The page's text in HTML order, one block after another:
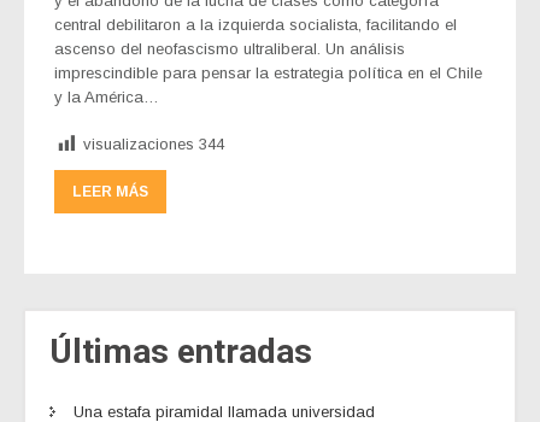
central debilitaron a la izquierda socialista, facilitando el
ascenso del neofascismo ultraliberal. Un análisis
imprescindible para pensar la estrategia política en el Chile
y la América…
visualizaciones 344
LEER MÁS
Últimas entradas
Una estafa piramidal llamada universidad